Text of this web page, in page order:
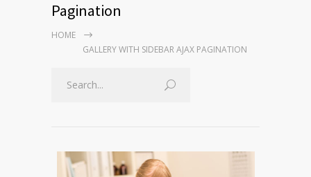
Pagination
HOME
GALLERY WITH SIDEBAR AJAX PAGINATION